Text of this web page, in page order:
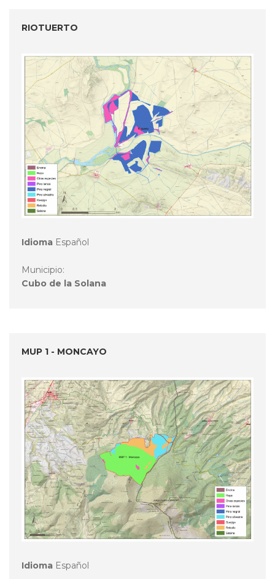
RIOTUERTO
Idioma Español
Municipio:
Cubo de la Solana
MUP 1 - MONCAYO
Idioma Español